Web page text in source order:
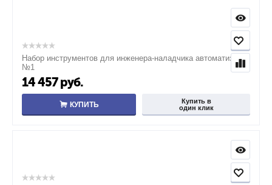
Набор инструментов для инженера-наладчика автоматизации
№1
14 457 руб.
КУПИТЬ
Купить в
один клик